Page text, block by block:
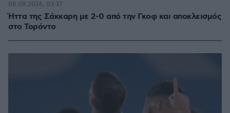
Ήττα της Σάκκαρη με 2-0 από την Γκοφ και αποκλεισμός
στο Τορόντο
08.08.2026, 03:37